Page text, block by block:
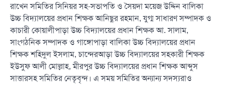
রাখেন সমিতির সিনিয়র সহ-সভাপতি ও সৈয়দা ময়েজ উদ্দিন বালিকা
উচ্চ বিদ্যালয়ের প্রধান শিক্ষক আনিছুর রহমান, যুগ্ম সাধারণ সম্পাদক ও
কাচারী কোয়ালীপাড়া উচ্চ বিদ্যালয়ের প্রধান শিক্ষক আ. সালাম,
সাংগঠনিক সম্পাদক ও গাঙ্গোপাড়া বালিকা উচ্চ বিদ্যালয়ের প্রধান
শিক্ষক শহিদুল ইসলাম, চান্দেরআড়া উচ্চ বিদ্যালয়ের সহকারী শিক্ষক
ইউসুফ আলী মোল্লাহ, মীরপুর উচ্চ বিদ্যালয়ের প্রধান শিক্ষক আব্দুস
সাত্তারসহ সমিতির নেতৃবৃন্দ। এ সময় সমিতির অন্যান্য সদস্যরাও